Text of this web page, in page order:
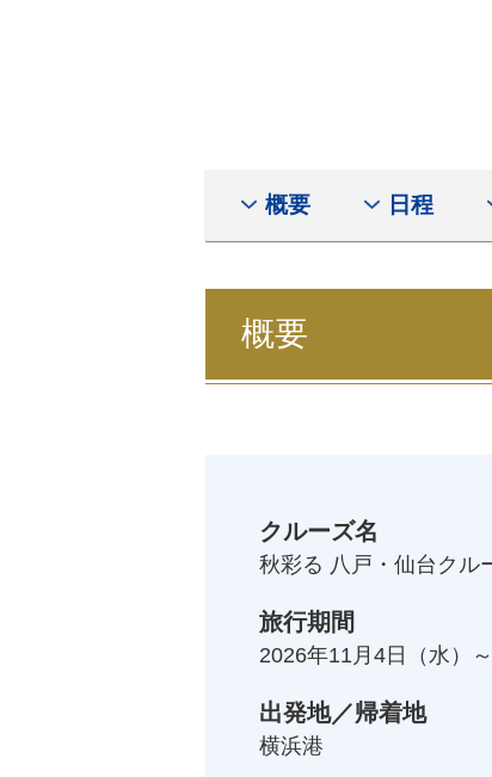
概要 日程
概要
クルーズ名
秋彩る 八戸・仙台ク
旅行期間
2026年11月4日 （水）～
出発地／帰着地
横浜港